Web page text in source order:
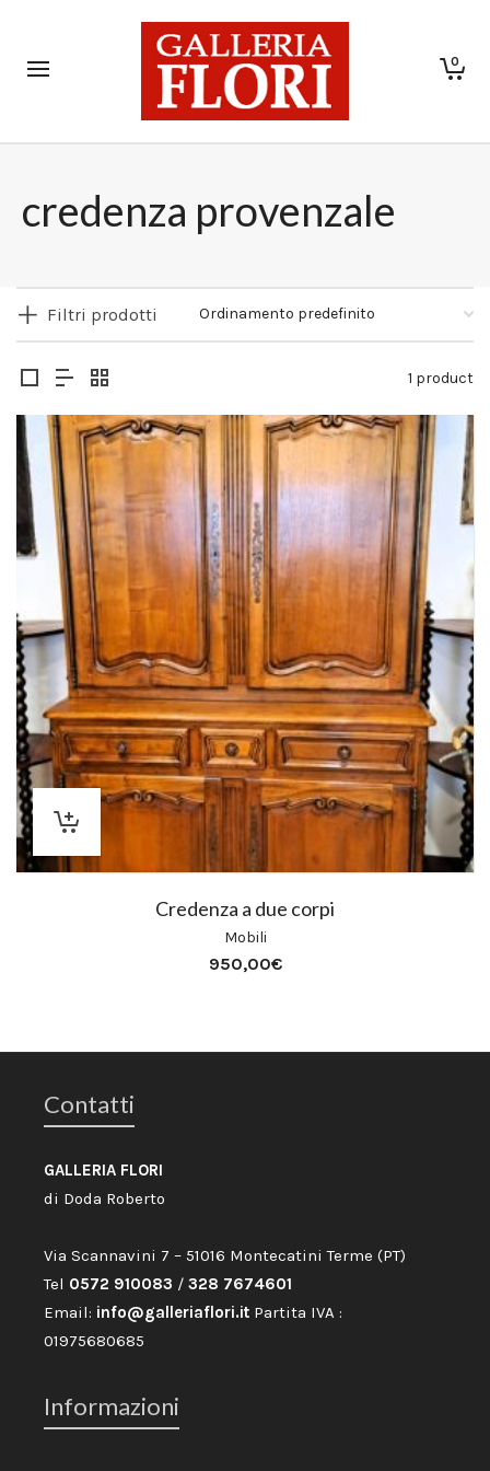
0
credenza provenzale
Filtri prodotti
1 product
Credenza a due corpi
Mobili
950,00€
Contatti
GALLERIA FLORI
di Doda Roberto
Via Scannavini 7 – 51016 Montecatini Terme (PT)
Tel 0572 910083 / 328 7674601
Email: info@galleriaflori.it Partita IVA :
01975680685
Informazioni